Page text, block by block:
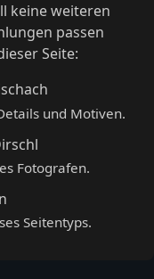
keine weiteren
passen
Seite:
und Motiven.
Fotografen.
Seitentyps.